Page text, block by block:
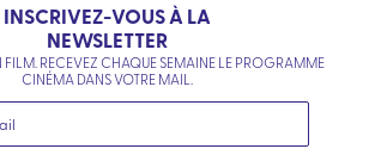
INSCRIVEZ-VOUS À LA
NEWSLETTER
FILM. RECEVEZ CHAQUE SEMAINE LE PROGRAMME
CINÉMA DANS VOTRE MAIL.